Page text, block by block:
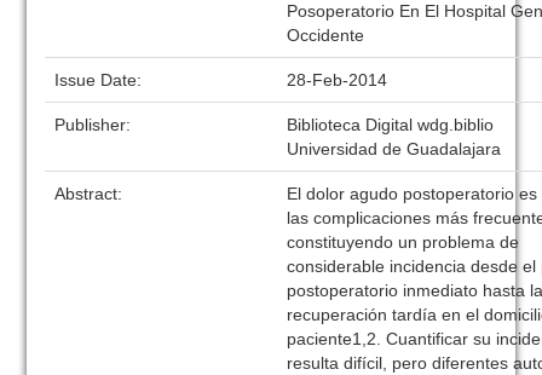
Posoperatorio En El Hospital
Occidente
Issue Date: 28-Feb-2014
Publisher:
Biblioteca Digital wdg.biblio
Universidad de Guadalajara
Abstract:
El dolor agudo postoperatorio
las complicaciones más
constituyendo un problema de
considerable incidencia desde
postoperatorio inmediato hasta
recuperación tardía en el
paciente1,2. Cuantificar su
resulta difícil, pero diferentes